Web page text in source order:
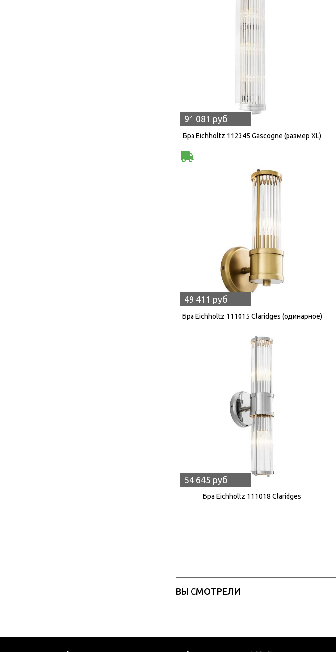
91 081 руб
Бра Eichholtz 112345 Gascogne (размер XL)
49 411 руб
Бра Eichholtz 111015 Claridges (одинарное)
54 645 руб
Бра Eichholtz 111018 Claridges
ВЫ СМОТРЕЛИ